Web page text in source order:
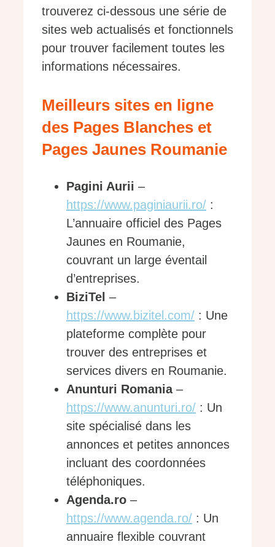
trouverez ci-dessous une série de
sites web actualisés et fonctionnels
pour trouver facilement toutes les
informations nécessaires.
Meilleurs sites en ligne
des Pages Blanches et
Pages Jaunes Roumanie
Pagini Aurii –
https://www.paginiaurii.ro/ :
L’annuaire officiel des Pages
Jaunes en Roumanie,
couvrant un large éventail
d’entreprises.
BiziTel –
https://www.bizitel.com/ : Une
plateforme complète pour
trouver des entreprises et
services divers en Roumanie.
Anunturi Romania–
https://www.anunturi.ro/ : Un
site spécialisé dans les
annonces et petites annonces
incluant des coordonnées
téléphoniques.
Agenda.ro –
https://www.agenda.ro/ : Un
annuaire flexible couvrant